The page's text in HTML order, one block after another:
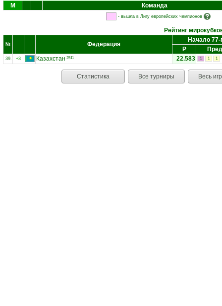
М
Команда
- вышла в Лигу европейских чемпионов
Рейтинг
№ Федерация
Начало 77-
Р
39. +3 Казахстан 2511 22.583 1 1 1
Статистика Все турниры Весь